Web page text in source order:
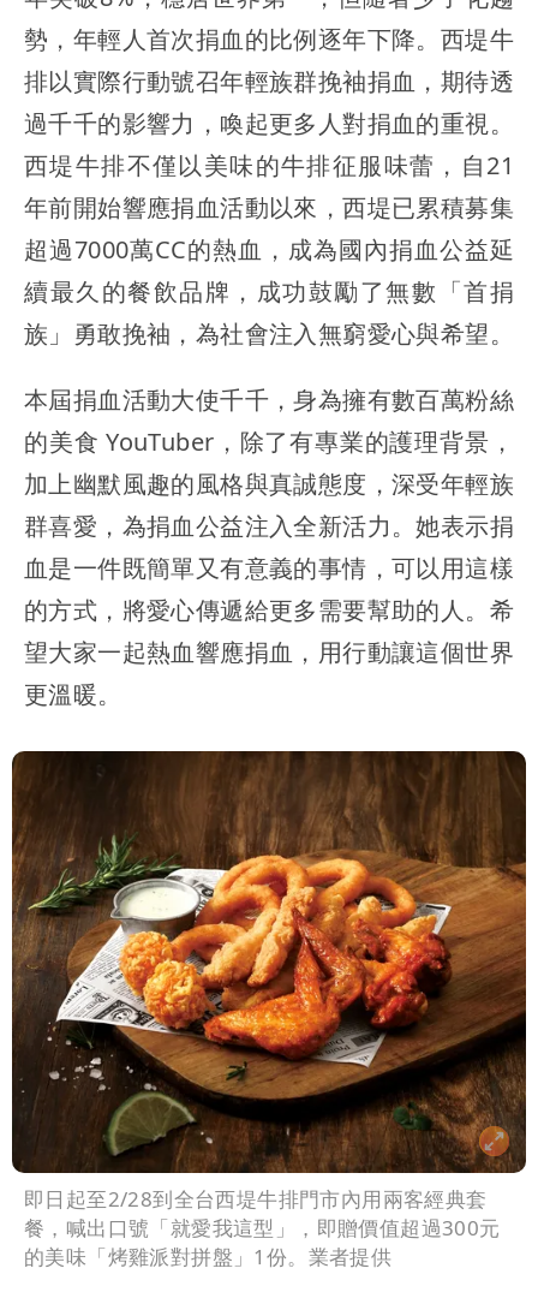
勢，年輕人首次捐血的比例逐年下降。西堤牛
排以實際行動號召年輕族群挽袖捐血，期待透
過千千的影響力，喚起更多人對捐血的重視。
西堤牛排不僅以美味的牛排征服味蕾，自21
年前開始響應捐血活動以來，西堤已累積募集
超過7000萬CC的熱血，成為國內捐血公益延
續最久的餐飲品牌，成功鼓勵了無數「首捐
族」勇敢挽袖，為社會注入無窮愛心與希望。
本屆捐血活動大使千千，身為擁有數百萬粉絲
的美食 YouTuber，除了有專業的護理背景，
加上幽默風趣的風格與真誠態度，深受年輕族
群喜愛，為捐血公益注入全新活力。她表示捐
血是一件既簡單又有意義的事情，可以用這樣
的方式，將愛心傳遞給更多需要幫助的人。希
望大家一起熱血響應捐血，用行動讓這個世界
更溫暖。
即日起至2/28到全台西堤牛排門市內用兩客經典套
餐，喊出口號「就愛我這型」，即贈價值超過300元
的美味「烤雞派對拼盤」1份。業者提供